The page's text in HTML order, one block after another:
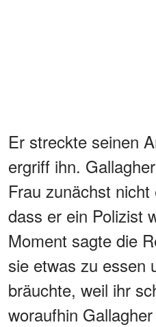
Er streckte seinen
ergriff ihn.
Frau zunächst
dass er ein Polizist
Moment sagte die
sie etwas zu essen
bräuchte, weil ihr
woraufhin